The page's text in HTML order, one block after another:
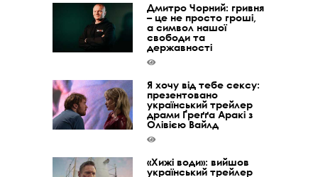
Дмитро Чорний: гривня
– це не просто гроші,
а символ нашої
свободи та
державності
Я хочу від тебе сексу:
презентовано
український трейлер
драми Ґреґґа Аракі з
Олівією Вайлд
«Хижі води»: вийшов
український трейлер